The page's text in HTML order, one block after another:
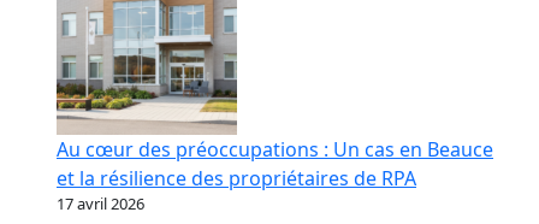
Au cœur des préoccupations : Un cas en Beauce
et la résilience des propriétaires de RPA
17 avril 2026